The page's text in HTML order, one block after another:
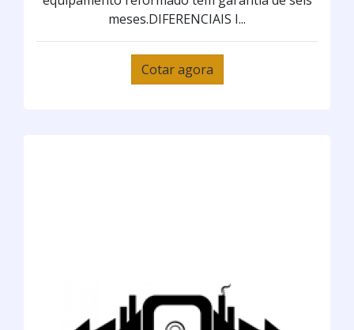
meses.DIFERENCIAIS I...
Cotar agora